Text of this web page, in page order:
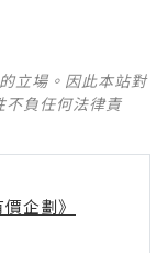
立場。因此本站對
不負任何法律責
企劃》